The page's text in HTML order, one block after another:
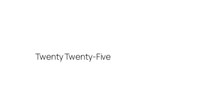
Twenty Twenty-Five